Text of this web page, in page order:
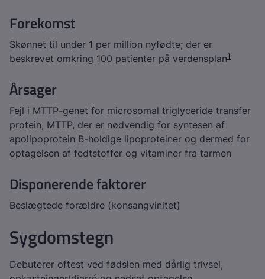
Forekomst
Skønnet til under 1 per million nyfødte; der er
beskrevet omkring 100 patienter på verdensplan1
Årsager
Fejl i MTTP-genet for microsomal triglyceride transfer
protein, MTTP, der er nødvendig for syntesen af
apolipoprotein B-holdige lipoproteiner og dermed for
optagelsen af fedtstoffer og vitaminer fra tarmen
Disponerende faktorer
Beslægtede forældre (konsangvinitet)
Sygdomstegn
Debuterer oftest ved fødslen med dårlig trivsel,